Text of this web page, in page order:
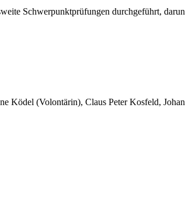
Schwerpunktprüfungen durchgeführt,
Ködel (Volontärin), Claus Peter Kosfeld,